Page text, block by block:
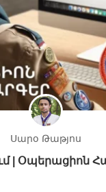
Սարօ Թաթյոս
| Օպերացիոն